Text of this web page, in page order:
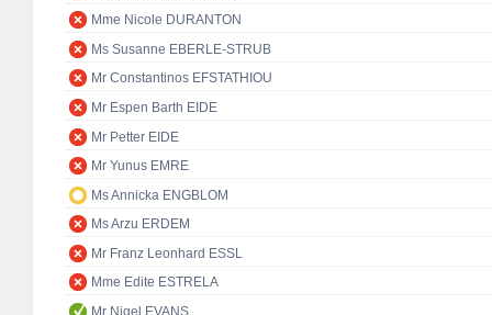
Mme Nicole DURANTON
Ms Susanne EBERLE-STRUB
Mr Constantinos EFSTATHIOU
Mr Espen Barth EIDE
Mr Petter EIDE
Mr Yunus EMRE
Ms Annicka ENGBLOM
Ms Arzu ERDEM
Mr Franz Leonhard ESSL
Mme Edite ESTRELA
Mr Nigel EVANS